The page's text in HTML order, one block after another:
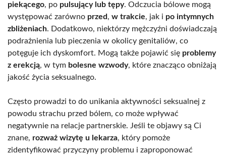
piekącego, po pulsujący lub tępy. Odczucia bólowe mogą
występować zarówno przed, w trakcie, jak i po intymnych
zbliżeniach. Dodatkowo, niektórzy mężczyźni doświadczają
podrażnienia lub pieczenia w okolicy genitaliów, co
potęguje ich dyskomfort. Mogą także pojawić się problemy
z erekcją, w tym bolesne wzwody, które znacząco obniżają
jakość życia seksualnego.
Często prowadzi to do unikania aktywności seksualnej z
powodu strachu przed bólem, co może wpływać
negatywnie na relacje partnerskie. Jeśli te objawy są Ci
znane, rozważ wizytę u lekarza, który pomoże
zidentyfikować przyczyny problemu i zaproponować